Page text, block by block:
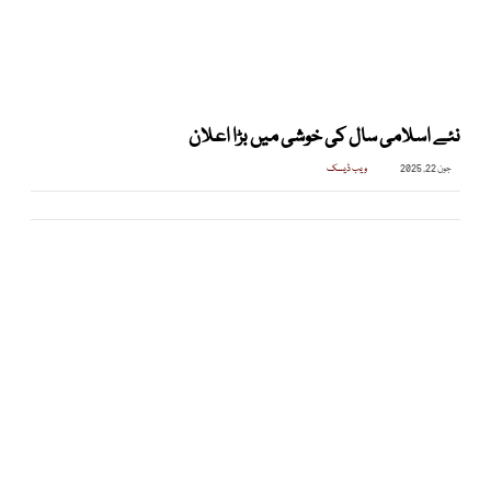
نئے اسلامی سال کی خوشی میں بڑا اعلان
جون 22, 2025 ویب ڈیسک